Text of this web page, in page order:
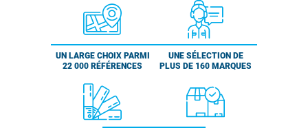
UN LARGE CHOIX PARMI
22 000 RÉFÉRENCES
UNE SÉLECTION DE
PLUS DE 160 MARQUES